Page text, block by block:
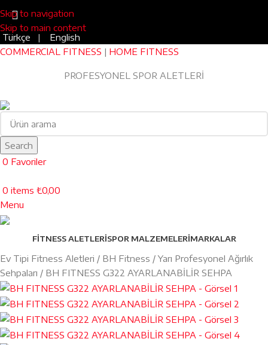
Skip to navigation
Skip to main content
Türkçe |
English
COMMERCIAL FITNESS | HOME FITNESS
PROFESYONEL SPOR ALETLERİ
Search
0 Favoriler
0 items ₺0,00
Menu
FITNESS ALETLERISPOR MALZEMELERIMARKALAR
Ev Tipi Fitness Aletleri BH Fitness
Yarı Profesyonel Ağırlık
Sehpaları
BH FITNESS G322 AYARLANABİLİR SEHPA